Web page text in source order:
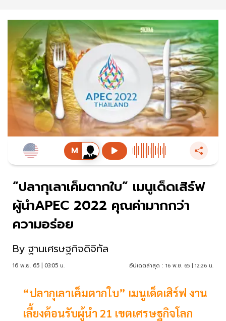
“ปลากุเลาเค็มตากใบ” เมนูเด็ดเสิร์ฟ
ผู้นำAPEC 2022 คุณค่ามากกว่า
ความอร่อย
By ฐานเศรษฐกิจดิจิทัล
16 พ.ย. 65 | 03:05 น. อัปเดตล่าสุด : 16 พ.ย. 65 | 12:26 น.
“ปลากุเลาเค็มตากใบ” เมนูเด็ดเสิร์ฟ งาน
เลี้ยงต้อนรับผู้นำ 21 เขตเศรษฐกิจโลก